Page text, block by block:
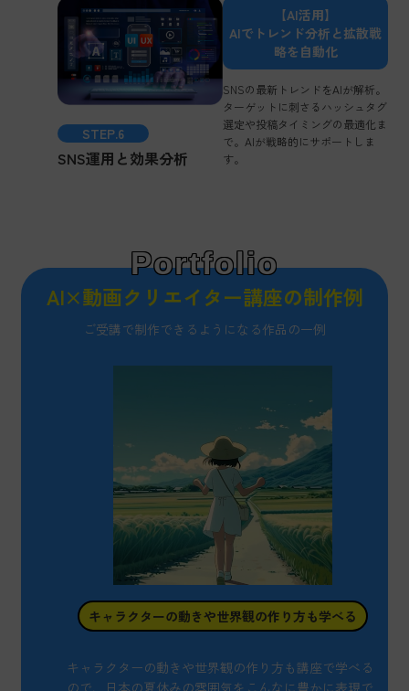
STEP.6
SNS運用と効果分析
【AI活用】
AIでトレンド分析と拡散戦
略を自動化
SNSの最新トレンドをAIが解析。
ターゲットに刺さるハッシュタグ
選定や投稿タイミングの最適化ま
で。AIが戦略的にサポートしま
す。
AI×動画クリエイター講座の制作例
Portfolio
ご受講で制作できるようになる作品の一例
キャラクターの動きや世界観の作り方も学べる
キャラクターの動きや世界観の作り方も講座で学べる